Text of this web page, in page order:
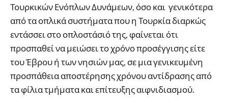
Τουρκικών Ενόπλων Δυνάμεων, όσο και γενικότερα
από τα οπλικά συστήματα που η Τουρκία διαρκώς
εντάσσει στο οπλοστάσιό της, φαίνεται ότι
προσπαθεί να μειώσει το χρόνο προσέγγισης είτε
του Έβρου ή των νησιών μας, σε μια γενικευμένη
προσπάθεια αποστέρησης χρόνου αντίδρασης από
τα φίλια τμήματα και επίτευξης αιφνιδιασμού.